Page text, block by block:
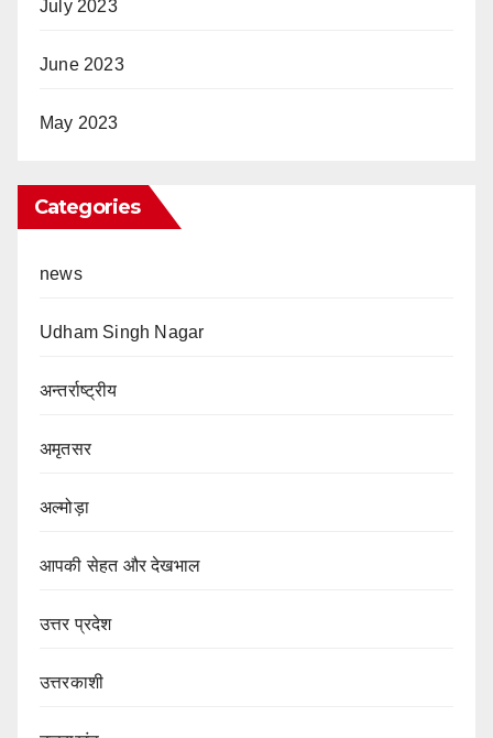
July 2023
June 2023
May 2023
Categories
news
Udham Singh Nagar
अन्तर्राष्ट्रीय
अमृतसर
अल्मोड़ा
आपकी सेहत और देखभाल
उत्तर प्रदेश
उत्तरकाशी